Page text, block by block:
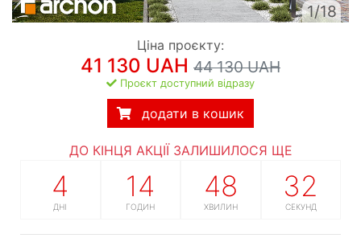
1/18
Ціна проєкту:
41 130 UAH 44 130 UAH
Проєкт доступний відразу
додати в кошик
ДО КІНЦЯ АКЦІЇ ЗАЛИШИЛОСЯ ЩЕ
4
ДНІ
14
ГОДИН
48
ХВИЛИН
31
СЕКУНД